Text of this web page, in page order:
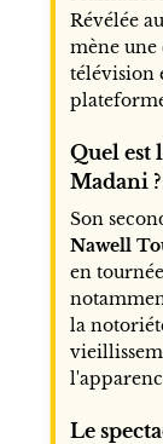
Révélée
mène
télévision
Quel est
Madani ?
Son
Nawell
en
la
Le